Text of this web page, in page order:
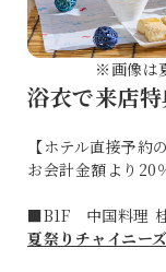
※画像は
浴衣で来店
【ホテル直接予
お会計金額より20
■B1F 中国料理
夏祭りチャイニー